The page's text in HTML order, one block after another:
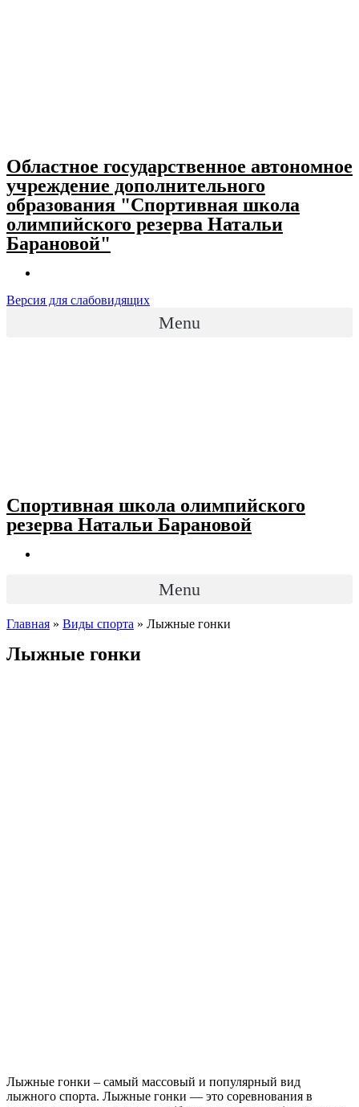
Областное государственное автономное
учреждение дополнительного
образования "Спортивная школа
олимпийского резерва Натальи
Барановой"
Версия для слабовидящих
Menu
Спортивная школа олимпийского
резерва Натальи Барановой
Menu
Главная » Виды спорта » Лыжные гонки
Лыжные гонки
Лыжные гонки – самый массовый и популярный вид
лыжного спорта. Лыжные гонки — это соревнования в